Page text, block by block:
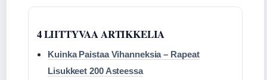
4 LIITTYVAA ARTIKKELIA
Kuinka Paistaa Vihanneksia – Rapeat
Lisukkeet 200 Asteessa